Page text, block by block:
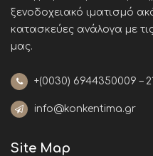
ξενοδοχειακό ιματισμό
κατασκεύες ανάλογα με
μας.
+(0030) 6944350009 –
info@konkentima.gr
Site Map